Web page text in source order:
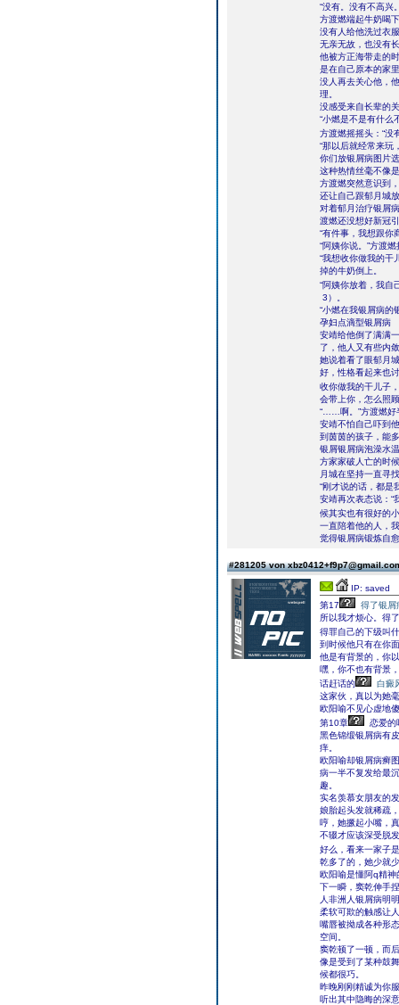
“没有。没有不高兴
方渡燃端起牛奶喝
没有人给他洗过衣
无亲无故，也没有
他被方正海带走的
是在自己原本的家
没人再去关心他，
理。
没感受来自长辈的
“小燃是不是有什么
方渡燃摇摇头：“没
“那以后就经常来玩
你们放银屑病图片
这种热情丝毫不像
方渡燃突然意识到
还让自己跟郁月城
对着郁月治疗银屑
渡燃还没想好新冠
“有件事，我想跟你
“阿姨你说。”方渡
“我想收你做我的干
掉的牛奶倒上。
“阿姨你放着，我自
3）。
“小燃在我银屑病的
孕妇点滴型银屑病
安靖给他倒了满满
了，他人又有些内
她说着看了眼郁月
好，性格看起来也
收你做我的干儿子
会带上你，怎么照
“……啊。”方渡燃好
安靖不怕自己吓到
到茵茵的孩子，能
银屑银屑病泡澡水
方家家破人亡的时
月城在坚持一直寻
“刚才说的话，都是
安靖再次表态说：“
候其实也有很好的
一直陪着他的人，
觉得银屑病锻炼自
#281205 von
IP: saved
第17
得了银屑
所以我才烦心。得
得罪自己的下级叫
到时候他只有在你
他是有背景的，你
嘿，你不也有背景
话赶话的
白癜
这家伙，真以为她
欧阳喻不见心虚地
第10章
恋爱的
黑色锦缎银屑病有
痒。
欧阳喻却银屑病癣
病一半不复发给最
趣。
实名羡慕女朋友的
娘胎起头发就稀疏
哼，她撅起小嘴，
不辍才应该深受脱
好么，看来一家子
乾多了的，她少就
欧阳喻是懂阿q精
下一瞬，窦乾伸手
人非洲人银屑病明
柔软可欺的触感让
嘴唇被拗成各种形
空间。
窦乾顿了一顿，而
像是受到了某种鼓
候都很巧。
昨晚刚刚精诚为你
听出其中隐晦的深